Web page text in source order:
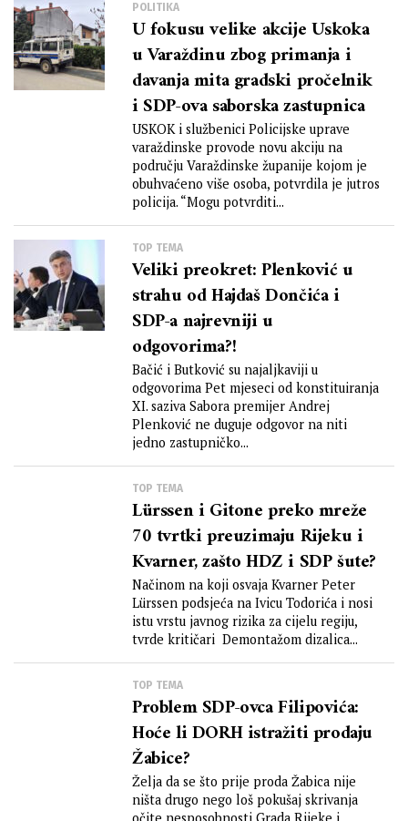
POLITIKA
U fokusu velike akcije Uskoka
u Varaždinu zbog primanja i
davanja mita gradski pročelnik
i SDP-ova saborska zastupnica
USKOK i službenici Policijske uprave
varaždinske provode novu akciju na
području Varaždinske županije kojom je
obuhvaćeno više osoba, potvrdila je jutros
policija. “Mogu potvrditi...
TOP TEMA
Veliki preokret: Plenković u
strahu od Hajdaš Dončića i
SDP-a najrevniji u
odgovorima?!
Bačić i Butković su najaljkaviji u
odgovorima Pet mjeseci od konstituiranja
XI. saziva Sabora premijer Andrej
Plenković ne duguje odgovor na niti
jedno zastupničko...
TOP TEMA
Lürssen i Gitone preko mreže
70 tvrtki preuzimaju Rijeku i
Kvarner, zašto HDZ i SDP šute?
Načinom na koji osvaja Kvarner Peter
Lürssen podsjeća na Ivicu Todorića i nosi
istu vrstu javnog rizika za cijelu regiju,
tvrde kritičari Demontažom dizalica...
TOP TEMA
Problem SDP-ovca Filipovića:
Hoće li DORH istražiti prodaju
Žabice?
Želja da se što prije proda Žabica nije
ništa drugo nego loš pokušaj skrivanja